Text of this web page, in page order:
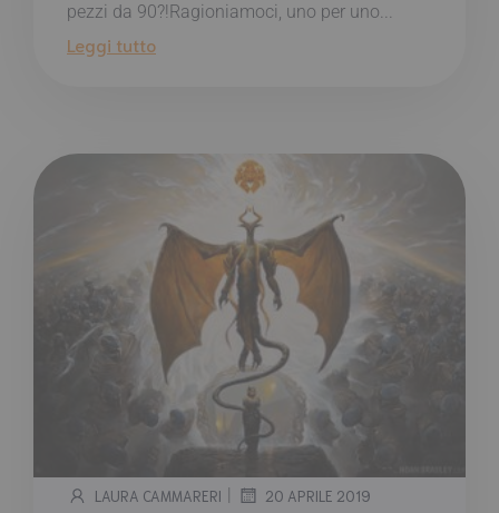
pezzi da 90?!Ragioniamoci, uno per uno...
Leggi tutto
LAURA CAMMARERI | 20 APRILE 2019